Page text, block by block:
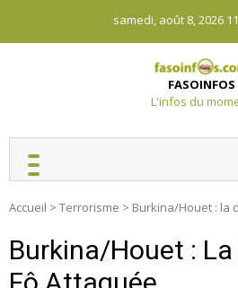
content
samedi, août 8, 2026
FASOINFOS
L'infos du
Accueil > Terrorisme > Burkina/Houet : la
Burkina/Houet : La